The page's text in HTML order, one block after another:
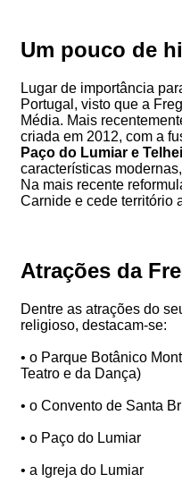
Um pouco de
Lugar de importância
Portugal, visto que a
Média. Mais
criada em 2012, com a
Paço do Lumiar e
características
Na mais recente
Carnide e cede território
Atrações da
Dentre as atrações do
religioso, destacam-se:
• o Parque Botânico
Teatro e da Dança)
• o Convento de Santa
• o Paço do Lumiar
• a Igreja do Lumiar